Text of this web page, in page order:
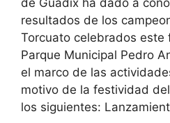
resultados de los
Torcuato celebrados este
Parque Municipal Pedro
el marco de las
motivo de la festividad
los siguientes: